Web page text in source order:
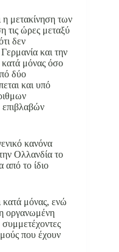
η μετακίνηση των
τις ώρες μεταξύ
δεν
και την
κατά μόνας όσο
δύο
και υπό
επιβλαβών
κανόνα
Ολλανδία το
από το ίδιο
κατά μόνας, ενώ
οργανωμένη
που έχουν